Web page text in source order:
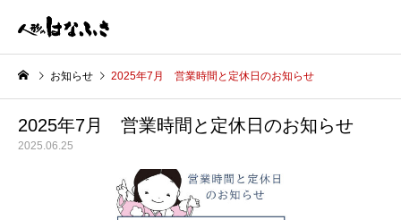
お知らせ 2025年7月 営業時間と定休日のお知らせ
2025年7月 営業時間と定休日のお知らせ
2025.06.25